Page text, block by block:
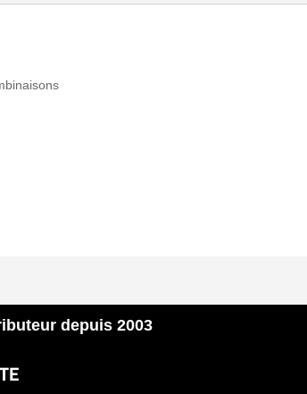
depuis 2003